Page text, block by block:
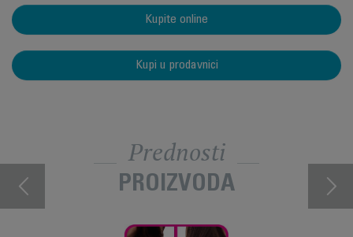
Kupite online
Kupi u prodavnici
Prednosti
PROIZVODA